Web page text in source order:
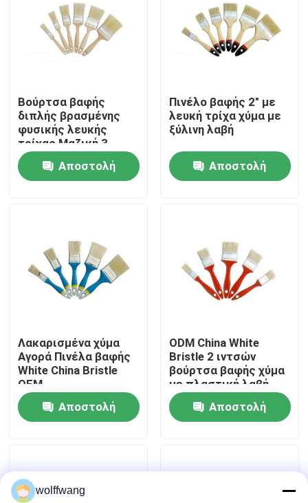
Αρχική Σελίδα
Προϊόντα
Ποιοτικός έλεγχος
Νέα
Όλες οι περιπτώσεις
Βούρτσα συνθετικού νήματος
Βούρτσα βαφής
διπλής βρασμένης
φυσικής λευκής
τρίχας Μαζική 3
ιντσών ODM
Αποστολή
Πινέλο βαφής 2" με
λευκή τρίχα χύμα με
ξύλινη λαβή
Αποστολή
Λακαρισμένα χύμα
Αγορά Πινέλα βαφής
White China Bristle
OEM
Αποστολή
ODM China White
Bristle 2 ιντσών
βούρτσα βαφής χύμα
με πλαστική λαβή
Αποστολή
wolffwang